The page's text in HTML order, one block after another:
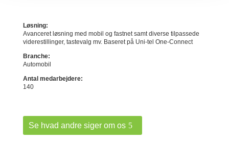
Løsning:
Avanceret løsning med mobil og fastnet samt diverse tilpassede
viderestillinger, tastevalg mv. Baseret på Uni-tel One-Connect
Branche:
Automobil
Antal medarbejdere:
140
Se hvad andre siger om os